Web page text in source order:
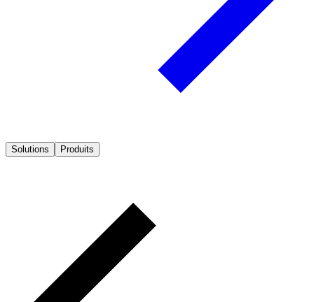
Solutions Produits